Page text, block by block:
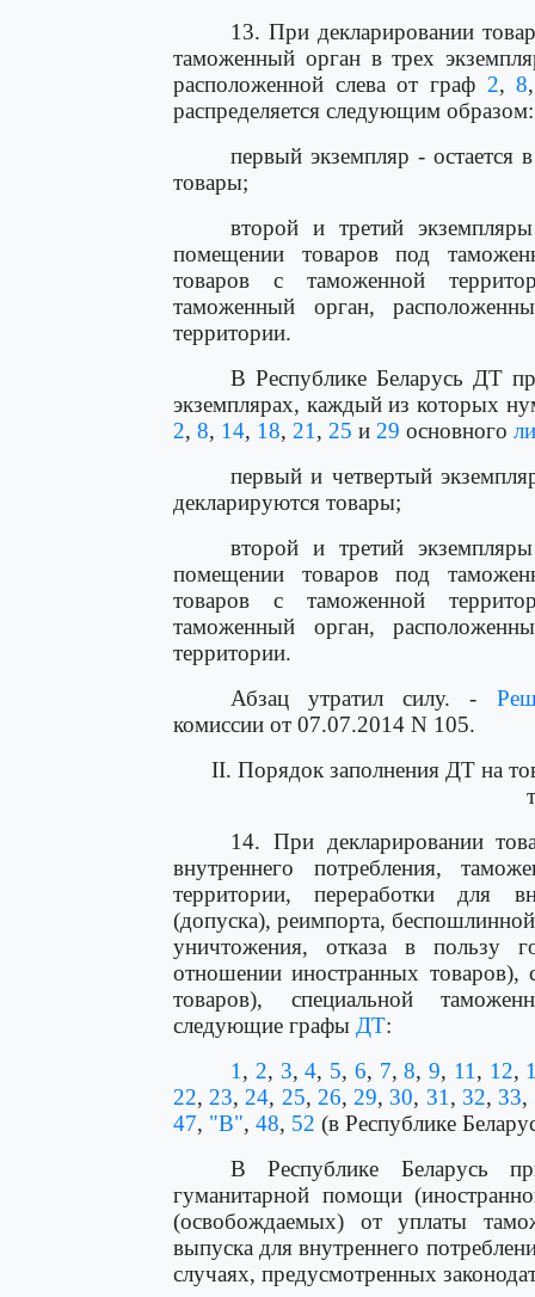
13. При декларировании
таможенный орган в трех
расположенной слева от граф 2,8
распределяется следующим образом:
первый экземпляр - остается
товары;
второй и третий
помещении товаров под
товаров с таможенной
таможенный орган,
территории.
В Республике Беларусь ДТ
экземплярах, каждый из которых
2, 8, 14, 18, 21 , 25 и 29 основного
первый и четвертый
декларируются товары;
второй и третий
помещении товаров под
товаров с таможенной
таможенный орган,
территории.
Абзац утратил силу. -
комиссии от 07.07.2014 N 105.
II. Порядок заполнения ДТ на
14. При декларировании
внутреннего потребления,
территории, переработки для
(допуска), реимпорта,
уничтожения, отказа в пользу
отношении иностранных товаров),
товаров), специальной
следующие графы ДТ:
1 , 2, 3,4, 5, 6, 7,8, 9, 11 , 12,
22, 23, 24, 25, 26, 29, 30, 31 , 32, 33,
47, "В", 48, 52 (в Республике
В Республике Беларусь
гуманитарной помощи
(освобождаемых) от уплаты
выпуска для внутреннего
случаях, предусмотренных